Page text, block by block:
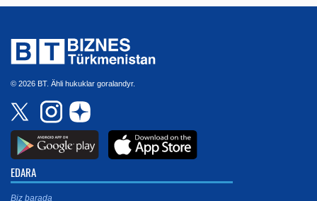
© 2026 BT. Ähli hukuklar goralandyr.
EDARA
Biz barada